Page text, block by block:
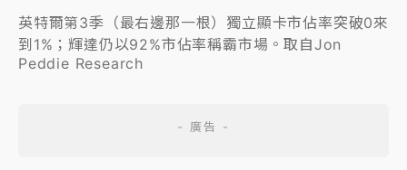
英特爾第3季（最右邊那一根）獨立顯卡市佔率突破0來
到1%；輝達仍以92%市佔率稱霸市場。取自Jon
Peddie Research